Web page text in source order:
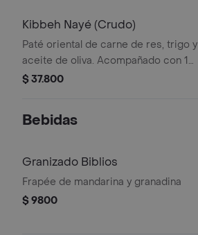
Kibbeh Nayé (Crudo)
Paté oriental de carne de res, trigo y
aceite de oliva. Acompañado con 1
pan pita
$ 37.800
Bebidas
Granizado Biblios
Frapée de mandarina y granadina
$ 9800